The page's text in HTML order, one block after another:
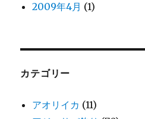
2009年4月 (1)
カテゴリー
アオリイカ (11)